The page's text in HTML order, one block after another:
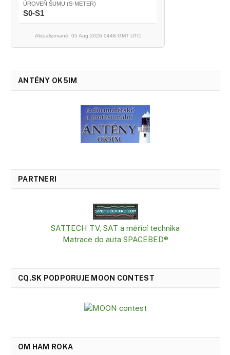
ÚROVEŇ ŠUMU (S-METER)
S0-S1
Aktualizované: 05 Aug 2026 0448 GMT UTC
ANTÉNY OK5IM
PARTNERI
SATTECH TV, SAT a měřící technika
Matrace do auta SPACEBED®
CQ.SK PODPORUJE MOON CONTEST
OM HAM ROKA